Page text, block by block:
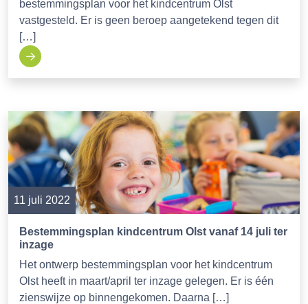
bestemmingsplan voor het kindcentrum Olst
vastgesteld. Er is geen beroep aangetekend tegen dit
[…]
11 juli 2022
Bestemmingsplan kindcentrum Olst vanaf 14 juli ter
inzage
Het ontwerp bestemmingsplan voor het kindcentrum
Olst heeft in maart/april ter inzage gelegen. Er is één
zienswijze op binnengekomen. Daarna […]